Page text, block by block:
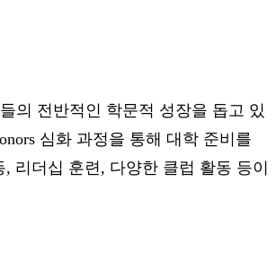
의 전반적인 학문적 성장을 돕고 있
심화 과정을 통해 대학 준비를
리더십 훈련, 다양한 클럽 활동 등이